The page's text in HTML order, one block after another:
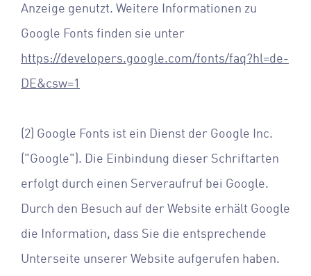
Anzeige genutzt. Weitere Informationen zu
Google Fonts finden sie unter
https://developers.google.com/fonts/faq?hl=de-
DE&csw=1
(2) Google Fonts ist ein Dienst der Google Inc.
("Google"). Die Einbindung dieser Schriftarten
erfolgt durch einen Serveraufruf bei Google.
Durch den Besuch auf der Website erhält Google
die Information, dass Sie die entsprechende
Unterseite unserer Website aufgerufen haben.